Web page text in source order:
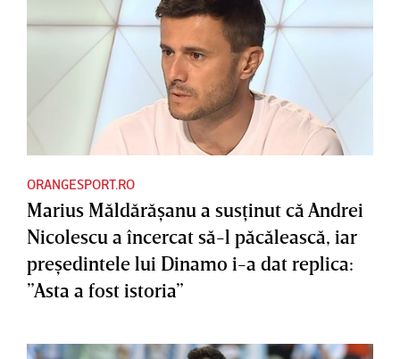
ORANGESPORT.RO
Marius Măldărăşanu a susţinut că Andrei
Nicolescu a încercat să-l păcălească, iar
preşedintele lui Dinamo i-a dat replica:
”Asta a fost istoria”